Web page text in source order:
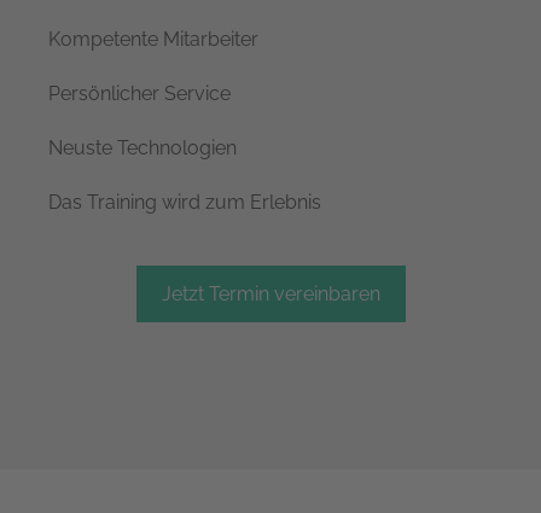
Kompetente Mitarbeiter
Persönlicher Service
Neuste Technologien
Das Training wird zum Erlebnis
Jetzt Termin vereinbaren